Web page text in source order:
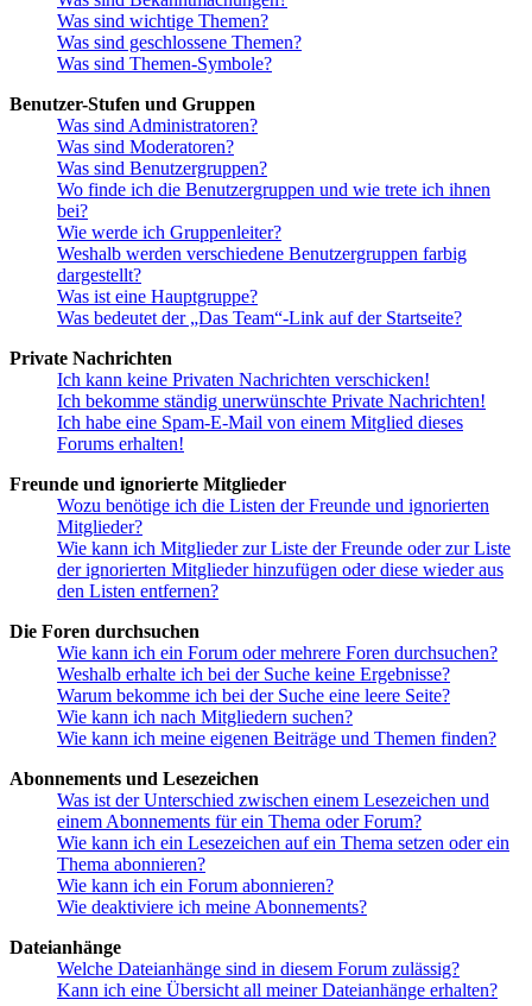
Was sind wichtige Themen?
Was sind geschlossene Themen?
Was sind Themen-Symbole?
Benutzer-Stufen und Gruppen
Was sind Administratoren?
Was sind Moderatoren?
Was sind Benutzergruppen?
Wo finde ich die Benutzergruppen und wie trete ich ihnen
bei?
Wie werde ich Gruppenleiter?
Weshalb werden verschiedene Benutzergruppen farbig
dargestellt?
Was ist eine Hauptgruppe?
Was bedeutet der „Das Team“-Link auf der Startseite?
Private Nachrichten
Ich kann keine Privaten Nachrichten verschicken!
Ich bekomme ständig unerwünschte Private Nachrichten!
Ich habe eine Spam-E-Mail von einem Mitglied dieses
Forums erhalten!
Freunde und ignorierte Mitglieder
Wozu benötige ich die Listen der Freunde und ignorierten
Mitglieder?
Wie kann ich Mitglieder zur Liste der Freunde oder zur Liste
der ignorierten Mitglieder hinzufügen oder diese wieder aus
den Listen entfernen?
Die Foren durchsuchen
Wie kann ich ein Forum oder mehrere Foren durchsuchen?
Weshalb erhalte ich bei der Suche keine Ergebnisse?
Warum bekomme ich bei der Suche eine leere Seite?
Wie kann ich nach Mitgliedern suchen?
Wie kann ich meine eigenen Beiträge und Themen finden?
Abonnements und Lesezeichen
Was ist der Unterschied zwischen einem Lesezeichen und
einem Abonnements für ein Thema oder Forum?
Wie kann ich ein Lesezeichen auf ein Thema setzen oder ein
Thema abonnieren?
Wie kann ich ein Forum abonnieren?
Wie deaktiviere ich meine Abonnements?
Dateianhänge
Welche Dateianhänge sind in diesem Forum zulässig?
Kann ich eine Übersicht all meiner Dateianhänge erhalten?